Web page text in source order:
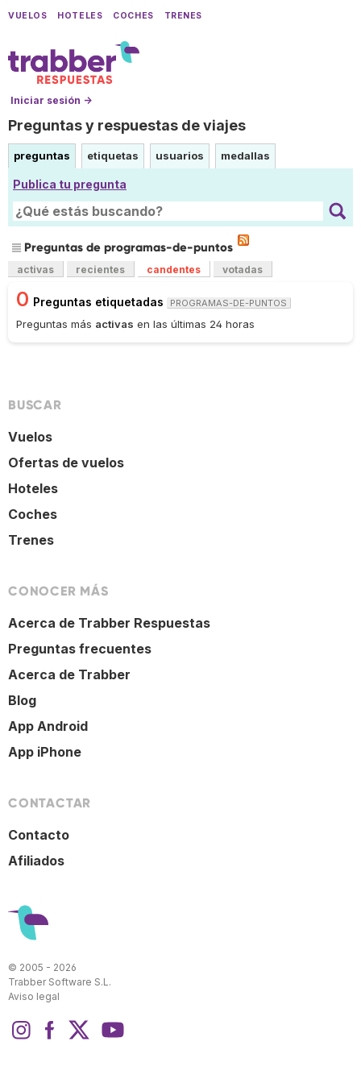
VUELOS HOTELES COCHES TRENES
Iniciar sesión →
Preguntas y respuestas de viajes
preguntas etiquetas usuarios medallas
Publica tu pregunta
Preguntas de programas-de-puntos
activas recientes candentes votadas
0 Preguntas etiquetadas PROGRAMAS-DE-PUNTOS
Preguntas más activas en las últimas 24 horas
BUSCAR
Vuelos
Ofertas de vuelos
Hoteles
Coches
Trenes
CONOCER MÁS
Acerca de Trabber Respuestas
Preguntas frecuentes
Acerca de Trabber
Blog
App Android
App iPhone
CONTACTAR
Contacto
Afiliados
© 2005 - 2026
Trabber Software S.L.
Aviso legal